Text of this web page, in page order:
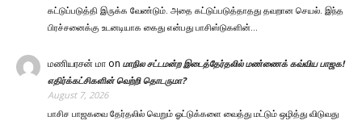
கட்டுப்படுத்தி இருக்க வேண்டும். அதை கட்டுப்படுத்தாதது தவறான செயல். இந்த
பிரச்சனைக்கு உடனடியாக கைது என்பது பாசிஸ்டுகளின்…
மணியரசன் மா on மாநில சட்டமன்ற இடைத்தேர்தலில் மண்ணைக் கவ்விய பாஜக!
எதிர்க்கட்சிகளின் வெற்றி தொடருமா?
August 7, 2026
பாசிச பாஜகவை தேர்தலில் வெறும் ஓட்டுக்களை வைத்து மட்டும் ஒழித்து விடுவது